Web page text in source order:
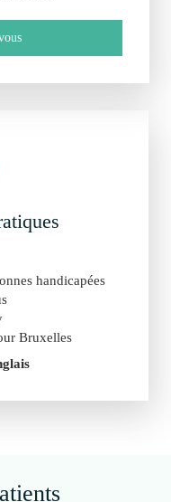
handicapées
Bruxelles